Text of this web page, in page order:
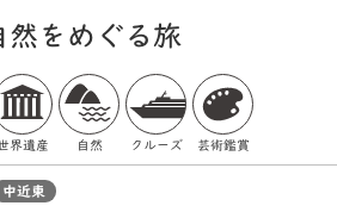
然をめぐる旅
界遺産 自然 クルーズ 芸術鑑賞
中近東